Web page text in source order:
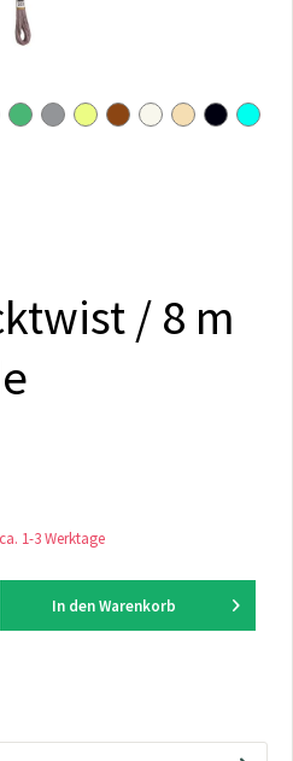
/ 8 m
1-3 Werktage
In den Warenkorb